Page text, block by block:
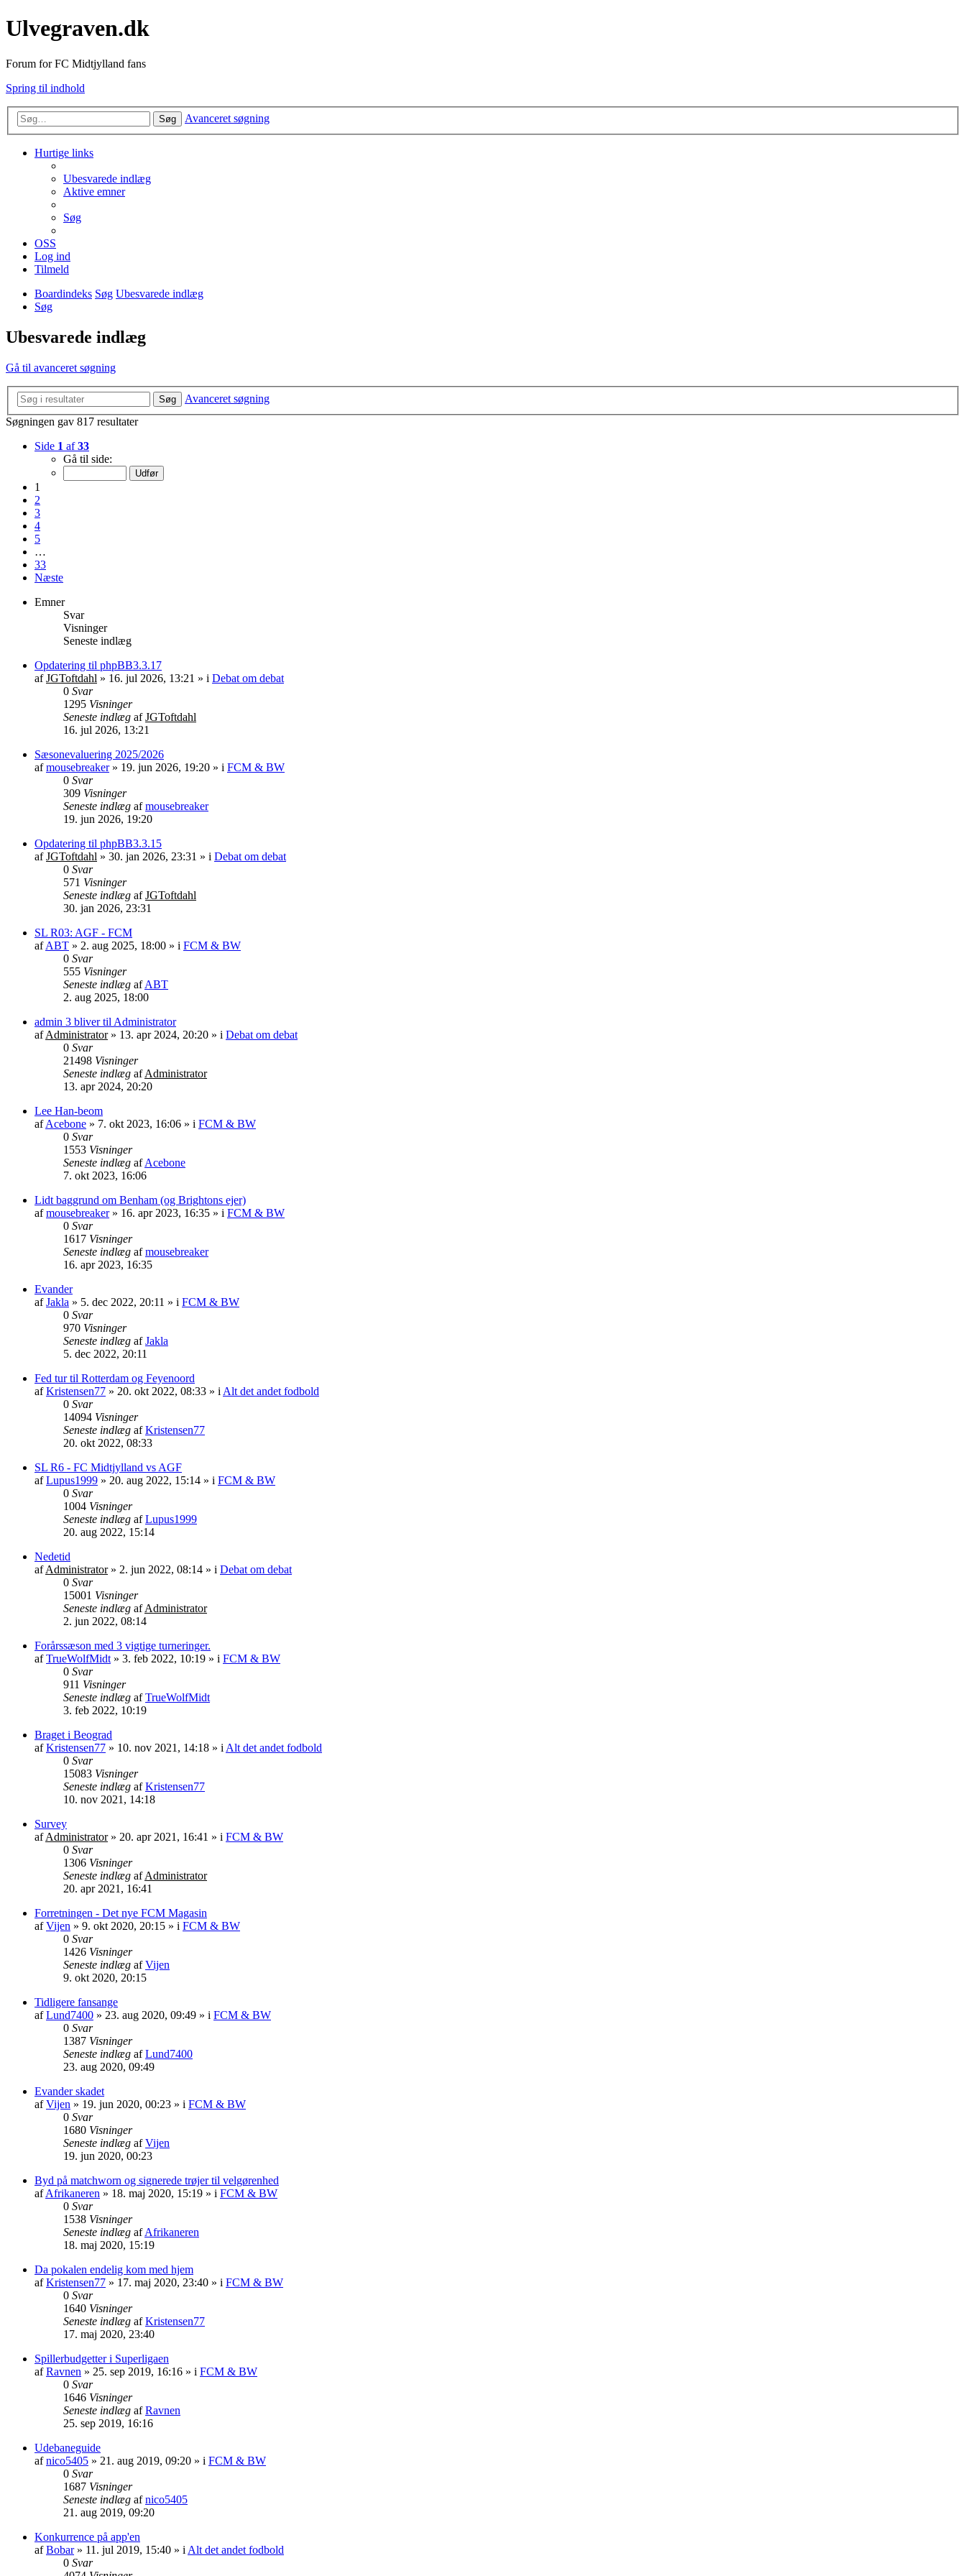
Ulvegraven.dk
Forum for FC Midtjylland fans
Spring til indhold
Søg Avanceret søgning
Hurtige links
Ubesvarede indlæg
Aktive emner
Søg
OSS
Log ind
Tilmeld
Boardindeks Søg Ubesvarede indlæg
Søg
Ubesvarede indlæg
Gå til avanceret søgning
Søg
Avanceret søgning
Søgningen gav 817 resultater
Side 1 af33
Gå til side:
1
2
3
4
5
…
33
Næste
Emner
Svar
Visninger
Seneste indlæg
Opdatering til phpBB3.3.17
afJGToftdahl » 16. jul 2026, 13:21 » i Debat om debat
0 Svar
1295 Visninger
Seneste indlæg afJGToftdahl
16. jul 2026, 13:21
Sæsonevaluering 2025/2026
afmousebreaker» 19. jun 2026, 19:20 » i FCM & BW
0 Svar
309 Visninger
Seneste indlæg afmousebreaker
19. jun 2026, 19:20
Opdatering til phpBB3.3.15
afJGToftdahl » 30. jan 2026, 23:31 » i Debat om debat
0 Svar
571 Visninger
Seneste indlæg afJGToftdahl
30. jan 2026, 23:31
SL R03: AGF - FCM
afABT » 2. aug 2025, 18:00 » i FCM & BW
0 Svar
555 Visninger
Seneste indlæg afABT
2. aug 2025, 18:00
admin 3 bliver til Administrator
afAdministrator» 13. apr 2024, 20:20 » i Debat om debat
0 Svar
21498 Visninger
Seneste indlæg afAdministrator
13. apr 2024, 20:20
Lee Han-beom
afAcebone » 7. okt 2023, 16:06 » i FCM & BW
0 Svar
1553 Visninger
Seneste indlæg afAcebone
7. okt 2023, 16:06
Lidt baggrund om Benham (og Brightons ejer)
afmousebreaker» 16. apr 2023, 16:35 » i FCM & BW
0 Svar
1617 Visninger
Seneste indlæg afmousebreaker
16. apr 2023, 16:35
Evander
afJakla » 5. dec 2022, 20:11 » i FCM & BW
0 Svar
970 Visninger
Seneste indlæg afJakla
5. dec 2022, 20:11
Fed tur til Rotterdam og Feyenoord
afKristensen77 » 20. okt 2022, 08:33 » i Alt det andet fodbold
0 Svar
14094 Visninger
Seneste indlæg afKristensen77
20. okt 2022, 08:33
SL R6 - FC Midtjylland vs AGF
afLupus1999 » 20. aug 2022, 15:14 » i FCM & BW
0 Svar
1004 Visninger
Seneste indlæg afLupus1999
20. aug 2022, 15:14
Nedetid
afAdministrator» 2. jun 2022, 08:14 » i Debat om debat
0 Svar
15001 Visninger
Seneste indlæg afAdministrator
2. jun 2022, 08:14
Forårssæson med 3 vigtige turneringer.
afTrueWolfMidt » 3. feb 2022, 10:19 » i FCM & BW
0 Svar
911 Visninger
Seneste indlæg afTrueWolfMidt
3. feb 2022, 10:19
Braget i Beograd
afKristensen77 » 10. nov 2021, 14:18 » i Alt det andet fodbold
0 Svar
15083 Visninger
Seneste indlæg afKristensen77
10. nov 2021, 14:18
Survey
afAdministrator» 20. apr 2021, 16:41 » i FCM & BW
0 Svar
1306 Visninger
Seneste indlæg afAdministrator
20. apr 2021, 16:41
Forretningen - Det nye FCM Magasin
afVijen » 9. okt 2020, 20:15 » i FCM & BW
0 Svar
1426 Visninger
Seneste indlæg afVijen
9. okt 2020, 20:15
Tidligere fansange
afLund7400 » 23. aug 2020, 09:49 » i FCM & BW
0 Svar
1387 Visninger
Seneste indlæg afLund7400
23. aug 2020, 09:49
Evander skadet
afVijen » 19. jun 2020, 00:23 » i FCM & BW
0 Svar
1680 Visninger
Seneste indlæg afVijen
19. jun 2020, 00:23
Byd på matchworn og signerede trøjer til velgørenhed
afAfrikaneren » 18. maj 2020, 15:19 » i FCM & BW
0 Svar
1538 Visninger
Seneste indlæg afAfrikaneren
18. maj 2020, 15:19
Da pokalen endelig kom med hjem
afKristensen77 » 17. maj 2020, 23:40 » i FCM & BW
0 Svar
1640 Visninger
Seneste indlæg afKristensen77
17. maj 2020, 23:40
Spillerbudgetter i Superligaen
afRavnen » 25. sep 2019, 16:16 » i FCM & BW
0 Svar
1646 Visninger
Seneste indlæg afRavnen
25. sep 2019, 16:16
Udebaneguide
afnico5405 » 21. aug 2019, 09:20 » i FCM & BW
0 Svar
1687 Visninger
Seneste indlæg afnico5405
21. aug 2019, 09:20
Konkurrence på app'en
afBobar» 11. jul 2019, 15:40 » i Alt det andet fodbold
0 Svar